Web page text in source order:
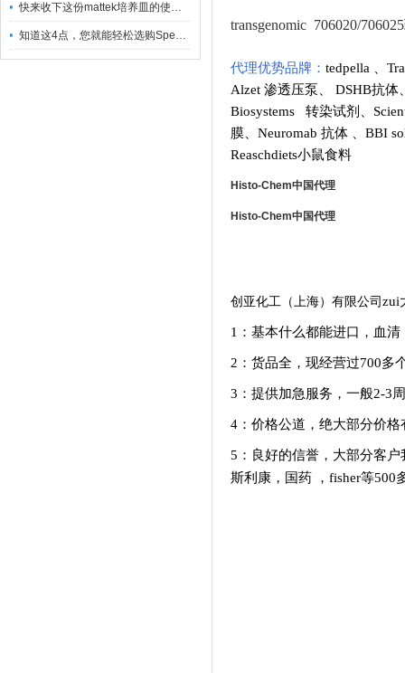
快来收下这份mattek培养皿的使用指南
知道这4点，您就能轻松选购Spectrum 膜
transgenomic 706020/
代理优势品牌： tedpella
Alzet 渗透压泵
DSHB抗体
Biosystems 转染试剂
膜
Neuromab 抗体
BBI
Reaschdiets小鼠食料
Histo-Chem中国代理
Histo-Chem中国代理
创亚化工（上海）有限公司zui
1：基本什么都能进口，血
2：货品全，现经营过700多
3：提供加急服务，一般2-3
4：价格公道，绝大部分价
5：良好的信誉，大部分客
斯利康，国药
，fisher等500